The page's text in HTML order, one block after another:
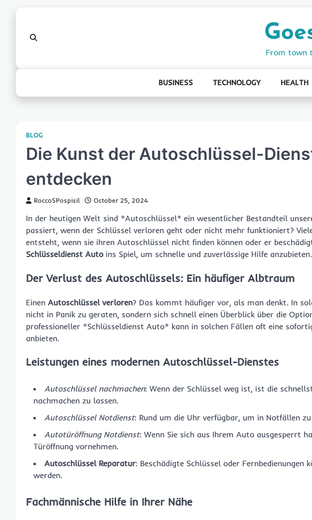
From town
BUSINESS TECHNOLOGY HEALTH
BLOG
Die Kunst der Autoschlüssel-
entdecken
RoccoSPospisil October 25, 2024
In der heutigen Welt sind *Autoschlüssel* ein wesentlicher Bestandteil
passiert, wenn der Schlüssel verloren geht oder nicht mehr funktioniert?
entsteht, wenn sie ihren Autoschlüssel nicht finden können oder er
Schlüsseldienst Autoins Spiel, um schnelle und zuverlässige Hilfe anzubieten.
Der Verlust des Autoschlüssels: Ein häufiger Albtraum
Einen Autoschlüssel verloren? Das kommt häufiger vor, als man denkt. In
nicht in Panik zu geraten, sondern sich schnell einen Überblick über die
professioneller *Schlüsseldienst Auto* kann in solchen Fällen oft eine
anbieten.
Leistungen eines modernen Autoschlüssel-Dienstes
Autoschlüssel nachmachen: Wenn der Schlüssel weg ist, ist die
nachmachen zu lassen.
Autoschlüssel Notdienst: Rund um die Uhr verfügbar, um in Notfällen zu
Autotüröffnung Notdienst: Wenn Sie sich aus Ihrem Auto ausgesperrt
Türöffnung vornehmen.
Autoschlüssel Reparatur: Beschädigte Schlüssel oder
werden.
Fachmännische Hilfe in Ihrer Nähe